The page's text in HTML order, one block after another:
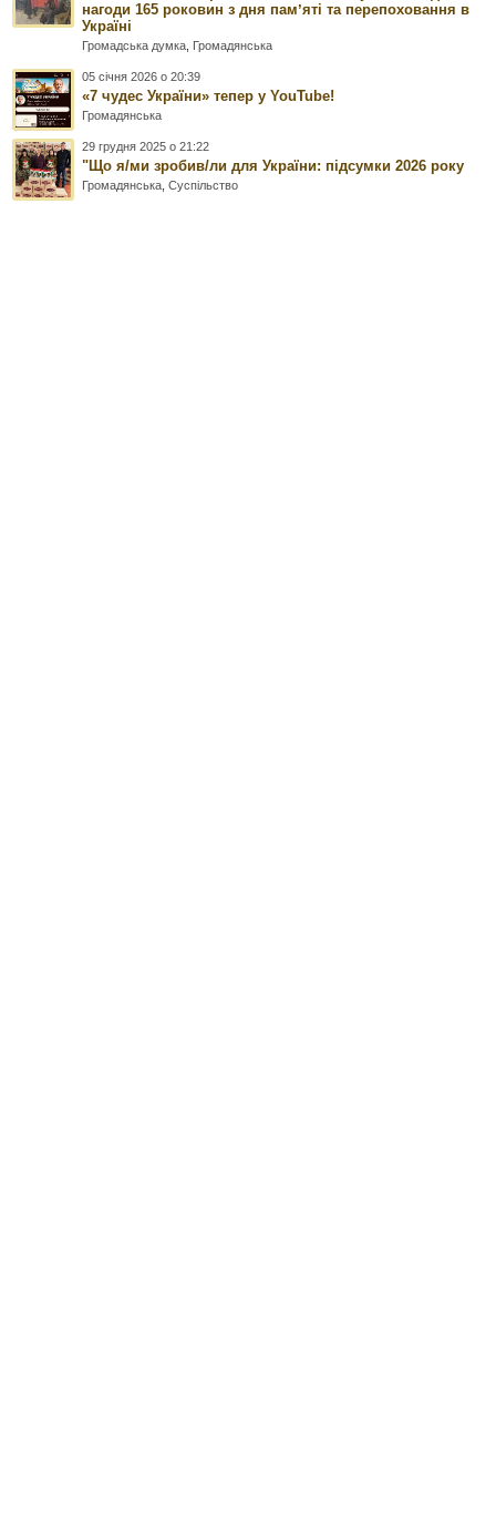
нагоди 165 роковин з дня памʼяті та перепоховання в
Україні
Громадська думка Громадянська
05 січня 2026 о 20:39
«7 чудес України» тепер у YouTube!
Громадянська
29 грудня 2025 о 21:22
"Що я/ми зробив/ли для України: підсумки 2026 року
Громадянська ,Суспільство